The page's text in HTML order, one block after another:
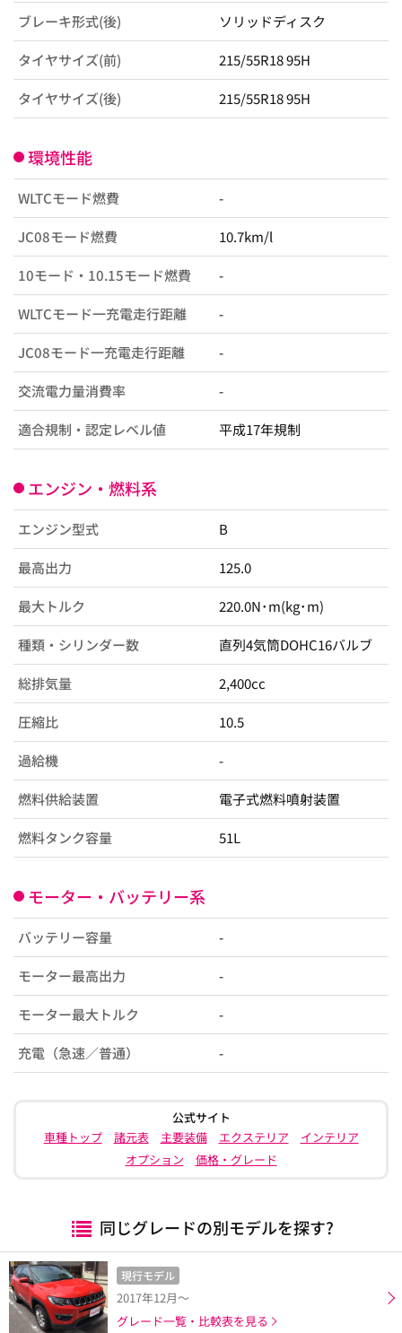
ブレーキ形式(後) ソリッドディスク
タイヤサイズ(前) 215/55R18 95H
タイヤサイズ(後) 215/55R18 95H
環境性能
WLTCモード燃費 -
JC08モード燃費 10.7km/l
10モード・10.15モード燃費 -
WLTCモード一充電走行距離 -
JC08モード一充電走行距離 -
交流電力量消費率 -
適合規制・認定レベル値 平成17年規制
エンジン・燃料系
エンジン型式 B
最高出力 125.0
最大トルク 220.0N･m(kg･m)
種類・シリンダー数 直列4気筒DOHC16バルブ
総排気量 2,400cc
圧縮比 10.5
過給機 -
燃料供給装置 電子式燃料噴射装置
燃料タンク容量 51L
モーター・バッテリー系
バッテリー容量 -
モーター最高出力 -
モーター最大トルク -
充電（急速／普通） -
公式サイト
車種トップ
諸元表 主要装備 エクステリア
インテリア
オプション
価格・グレード
同じグレードの別モデルを探す?
現行モデル
2017年12月～
グレード一覧・比較表を見る